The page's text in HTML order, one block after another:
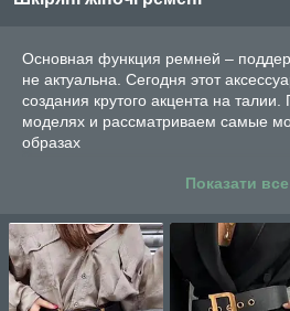
Основная функция ремней –
не актуальна. Сегодня этот
создания крутого акцента на
моделях и рассматриваем самые
образах
аксессуарами в женском гардеробе.
не так давно эта деталь образа
нескольких совершенно новых
аксессуары удачно подчеркивают
обладательниц.
Показати все